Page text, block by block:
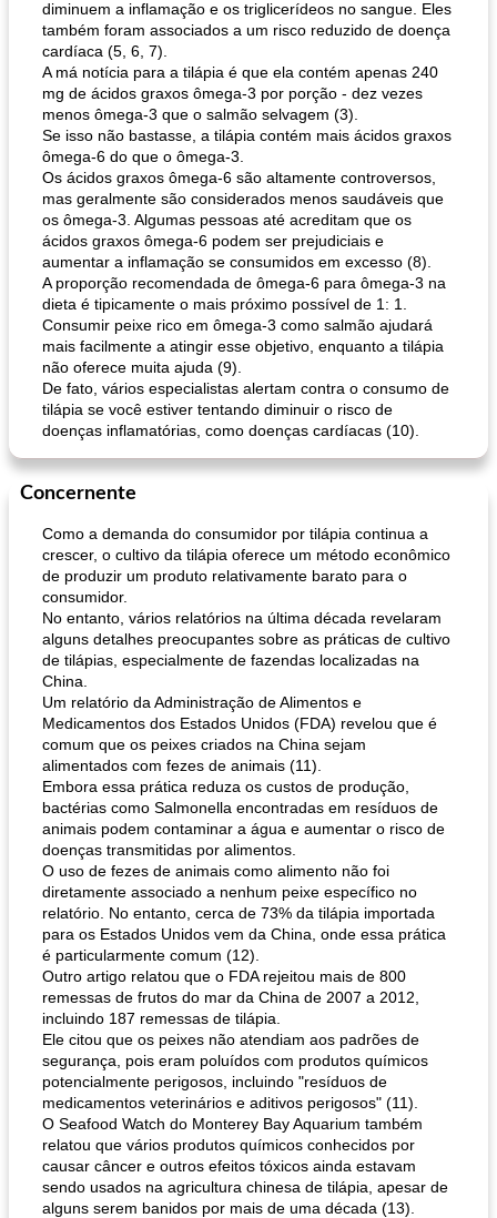
diminuem a inflamação e os triglicerídeos no sangue. Eles
também foram associados a um risco reduzido de doença
cardíaca (5, 6, 7).
A má notícia para a tilápia é que ela contém apenas 240
mg de ácidos graxos ômega-3 por porção - dez vezes
menos ômega-3 que o salmão selvagem (3).
Se isso não bastasse, a tilápia contém mais ácidos graxos
ômega-6 do que o ômega-3.
Os ácidos graxos ômega-6 são altamente controversos,
mas geralmente são considerados menos saudáveis ​​que
os ômega-3. Algumas pessoas até acreditam que os
ácidos graxos ômega-6 podem ser prejudiciais e
aumentar a inflamação se consumidos em excesso (8).
A proporção recomendada de ômega-6 para ômega-3 na
dieta é tipicamente o mais próximo possível de 1: 1.
Consumir peixe rico em ômega-3 como salmão ajudará
mais facilmente a atingir esse objetivo, enquanto a tilápia
não oferece muita ajuda (9).
De fato, vários especialistas alertam contra o consumo de
tilápia se você estiver tentando diminuir o risco de
doenças inflamatórias, como doenças cardíacas (10).
Concernente
Como a demanda do consumidor por tilápia continua a
crescer, o cultivo da tilápia oferece um método econômico
de produzir um produto relativamente barato para o
consumidor.
No entanto, vários relatórios na última década revelaram
alguns detalhes preocupantes sobre as práticas de cultivo
de tilápias, especialmente de fazendas localizadas na
China.
Um relatório da Administração de Alimentos e
Medicamentos dos Estados Unidos (FDA) revelou que é
comum que os peixes criados na China sejam
alimentados com fezes de animais (11).
Embora essa prática reduza os custos de produção,
bactérias como Salmonella encontradas em resíduos de
animais podem contaminar a água e aumentar o risco de
doenças transmitidas por alimentos.
O uso de fezes de animais como alimento não foi
diretamente associado a nenhum peixe específico no
relatório. No entanto, cerca de 73% da tilápia importada
para os Estados Unidos vem da China, onde essa prática
é particularmente comum (12).
Outro artigo relatou que o FDA rejeitou mais de 800
remessas de frutos do mar da China de 2007 a 2012,
incluindo 187 remessas de tilápia.
Ele citou que os peixes não atendiam aos padrões de
segurança, pois eram poluídos com produtos químicos
potencialmente perigosos, incluindo "resíduos de
medicamentos veterinários e aditivos perigosos" (11).
O Seafood Watch do Monterey Bay Aquarium também
relatou que vários produtos químicos conhecidos por
causar câncer e outros efeitos tóxicos ainda estavam
sendo usados ​​na agricultura chinesa de tilápia, apesar de
alguns serem banidos por mais de uma década (13).